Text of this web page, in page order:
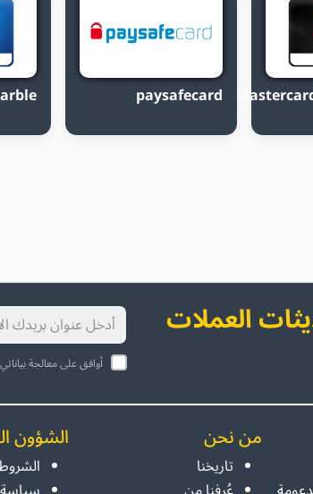
paysafecard
العملات
أوافق على معالجة
من نحن
تاريخنا
الشؤون